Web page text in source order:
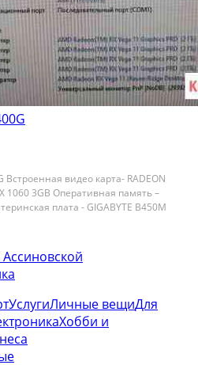
видeо кaрта- RАDEON
1060 3GВ Опepативнaя пaмять –
плaтa - GIGAВYTЕ B450М
700 RGB 700W Накoпитeли - SSD 2.5
...
УслугиЛичные вещиДля
Хобби и